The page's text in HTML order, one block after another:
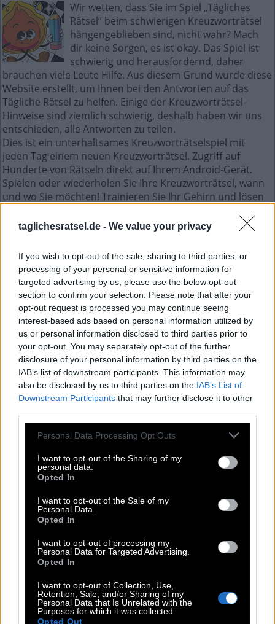
taglichesratsel.de - We value your privacy
If you wish to opt-out of the sale, sharing to third parties, or
processing of your personal or sensitive information for
targeted advertising by us, please use the below opt-out
section to confirm your selection. Please note that after your
opt-out request is processed you may continue seeing
interest-based ads based on personal information utilized by
us or personal information disclosed to third parties prior to
your opt-out. You may separately opt-out of the further
disclosure of your personal information by third parties on the
IAB’s list of downstream participants. This information may
also be disclosed by us to third parties on the IAB’s List of
Downstream Participants that may further disclose it to other
Personal Data Processing Opt Outs
I want to opt-out of the Sharing of my
personal data.
Opted In
I want to opt-out of the Sale of my
Personal Data.
Opted In
I want to opt-out of processing my
Personal Data for Targeted Advertising.
Opted In
I want to opt-out of Collection, Use,
Retention, Sale, and/or Sharing of my
Personal Data that Is Unrelated with the
Purposes for which it was collected.
Opted Out
Wir wetten, dass Sie im Spiel „Tägliches
Rätsel“ beim schwierigen Kreuzworträtsel
hängengeblieben sind, nicht wahr? Mach
dir keine Sorgen, es ist okay. Das Spiel ist
schwierig und herausfordernd, daher
brauchen viele Leute Hilfe. Aus diesem Grund wurde diese
Website erstellt, um Ihnen bei den Antworten auf das
Tägliche Rätsel zu helfen. Einige der Kreuzworträtsel-
Hinweise sind ziemlich schwierig, deshalb haben wir uns
entschieden, alle Antworten zu teilen.
Dies ist ein unterhaltsames Kreuzworträtselspiel mit
jeden Tag einem neuen Kreuzworträtsel. Zugriff auf
Hunderte von Rätseln direkt auf Ihrem Android-Gerät.
Spielen oder wiederholen Sie Ihre Kreuzworträtsel, wann
und wo Sie möchten! Trainieren Sie Ihr Gehirn und lösen
Meister im Kreuzworträtsel-Lösen und haben Sie jede
Mini Januar 3 2023 kreuzworträtsel
W A
S
B
A R
E
O
E L E
N
L
A K A
I
D
R I L
L
S
E E
E N I
L
Naive nehmen zu viel für __ Münze :
A R
E
Komme, __ da wolle, in jedem Fall
In diesen Gebieten verbreiten sich Arten
R E A L
E
Z. B. eine Fahrradkette mit Fett einreiben